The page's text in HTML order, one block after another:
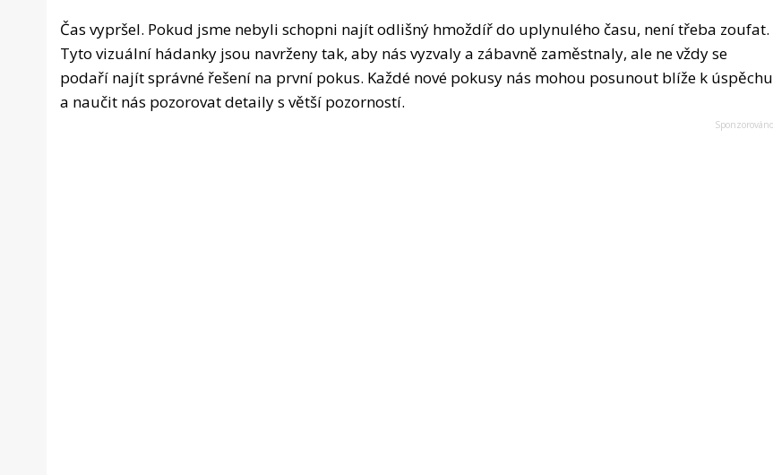
Čas vypršel. Pokud jsme nebyli schopni najít odlišný hmoždíř do uplynulého času, není třeba zoufat.
Tyto vizuální hádanky jsou navrženy tak, aby nás vyzvaly a zábavně zaměstnaly, ale ne vždy se
podaří najít správné řešení na první pokus. Každé nové pokusy nás mohou posunout blíže k úspěchu
a naučit nás pozorovat detaily s větší pozorností.